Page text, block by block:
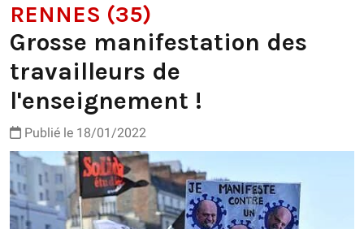
RENNES (35)
Grosse manifestation des
travailleurs de
l'enseignement !
Publié le 18/01/2022